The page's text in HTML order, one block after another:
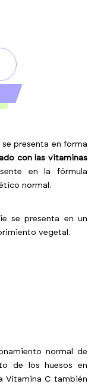
presenta en forma
con las vitaminas
en la fórmula
normal.
se presenta en un
vegetal.
normal de
de los huesos en
Vitamina C también